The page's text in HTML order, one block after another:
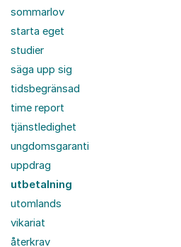
sommarlov
starta eget
studier
säga upp sig
tidsbegränsad
time report
tjänstledighet
ungdomsgaranti
uppdrag
utbetalning
utomlands
vikariat
återkrav